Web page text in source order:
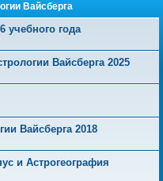
Вайсберга
учебного года
Вайсберга 2025
Вайсберга 2018
и Астрогеография